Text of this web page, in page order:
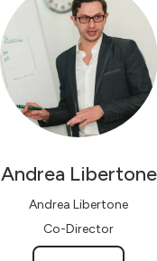
Andrea Libertone
Andrea Libertone
Co-Director